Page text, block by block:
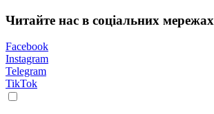
Читайте нас в соціальних мережах
Facebook
Instagram
Telegram
TikTok